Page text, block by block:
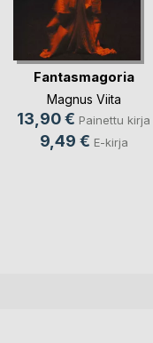
Fantasmagoria
Magnus Viita
13,90 € Painettu kirja
9,49 € E-kirja